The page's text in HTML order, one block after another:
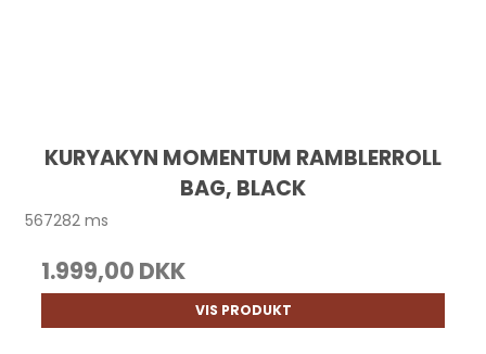
KURYAKYN MOMENTUM RAMBLERROLL
BAG, BLACK
567282 ms
1.999,00 DKK
VIS PRODUKT